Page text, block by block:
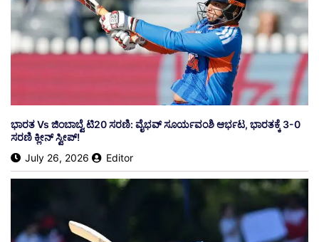
ಭಾರತ Vs ಜಿಂಬಾಬ್ವೆ ಟಿ20 ಸರಣಿ: ವೈಭವ್ ಸೂರ್ಯವಂಶಿ ಆರ್ಭಟ, ಭಾರತಕ್ಕೆ 3-0
ಸರಣಿ ಕ್ಲೀನ್ ಸ್ವೀಪ್!
July 26, 2026
Editor